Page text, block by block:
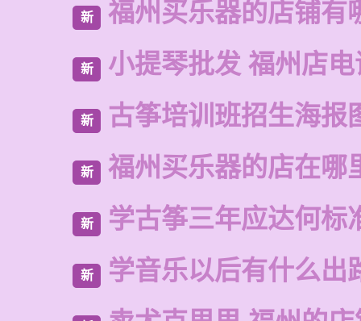
新 福州买乐器的店铺有
新 小提琴批发 福州店
新 古筝培训班招生海报
新 福州买乐器的店在哪
新 学古筝三年应达何标
新 学音乐以后有什么出